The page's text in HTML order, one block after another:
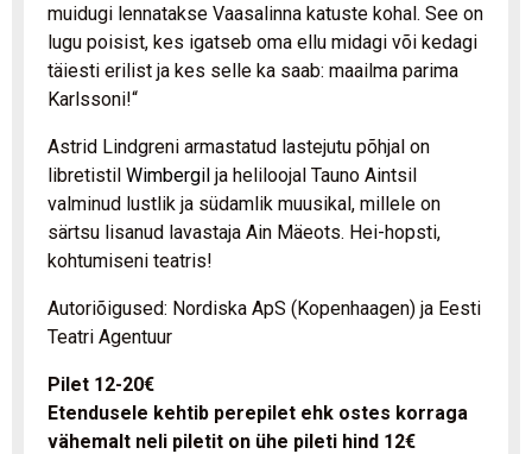
muidugi lennatakse Vaasalinna katuste kohal. See on
lugu poisist, kes igatseb oma ellu midagi või kedagi
täiesti erilist ja kes selle ka saab: maailma parima
Karlssoni!“
Astrid Lindgreni armastatud lastejutu põhjal on
libretistil Wimbergil ja heliloojal Tauno Aintsil
valminud lustlik ja südamlik muusikal, millele on
särtsu lisanud lavastaja Ain Mäeots. Hei-hopsti,
kohtumiseni teatris!
Autoriõigused: Nordiska ApS (Kopenhaagen) ja Eesti
Teatri Agentuur
Pilet 12-20€
Etendusele kehtib perepilet ehk ostes korraga
vähemalt neli piletit on ühe pileti hind 12€